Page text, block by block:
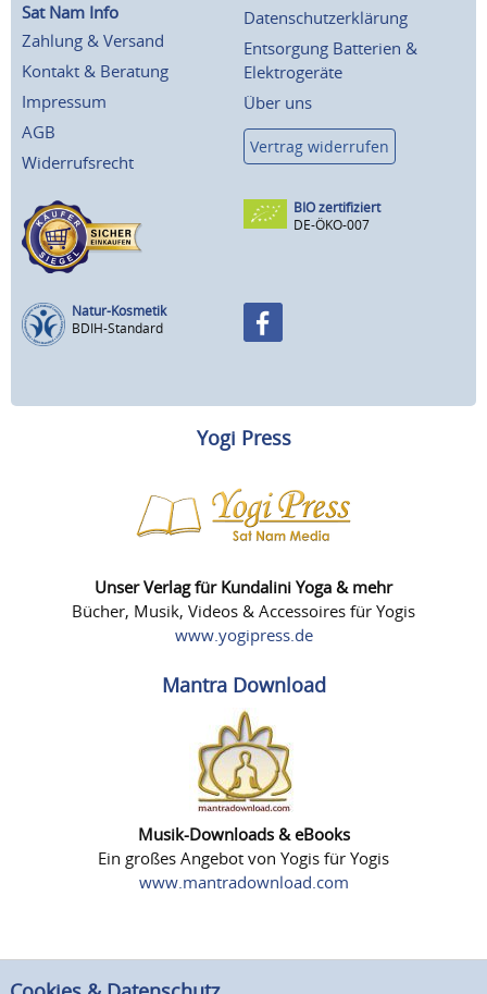
Sat Nam Info
Zahlung & Versand
Kontakt & Beratung
Impressum
AGB
Widerrufsrecht
Datenschutzerklärung
Entsorgung Batterien &
Elektrogeräte
Über uns
Vertrag widerrufen
BIO zertifiziert
DE-ÖKO-007
Natur-Kosmetik
BDIH-Standard
Yogi Press
Unser Verlag für Kundalini Yoga & mehr
Bücher, Musik, Videos & Accessoires für Yogis
www.yogipress.de
Mantra Download
Musik-Downloads & eBooks
Ein großes Angebot von Yogis für Yogis
www.mantradownload.com